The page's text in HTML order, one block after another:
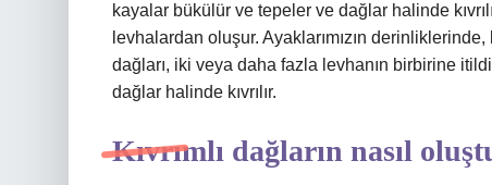
kayalar bükülür ve tepeler ve dağlar halinde
levhalardan oluşur. Ayaklarımızın
dağları, iki veya daha fazla levhanın birbirine
dağlar halinde kıvrılır.
Kıvrımlı dağların nasıl